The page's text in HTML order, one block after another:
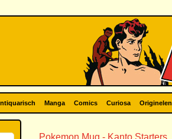
Manga Comics Curiosa Originelen
Pokemon Mug - Kanto Starters